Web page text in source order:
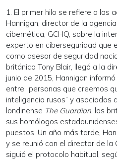
1. El primer hilo se refiere a las
Hannigan, director de la
cibernética, GCHQ, sobre la
experto en ciberseguridad que
como asesor de seguridad
británico Tony Blair, llegó a la
junio de 2015, Hannigan
entre “personas que creemos
inteligencia rusos” y asociados
londinense The Guardian, los
sus homólogos
puestos. Un año más tarde,
y se reunió con el director de la
siguió el protocolo habitual,